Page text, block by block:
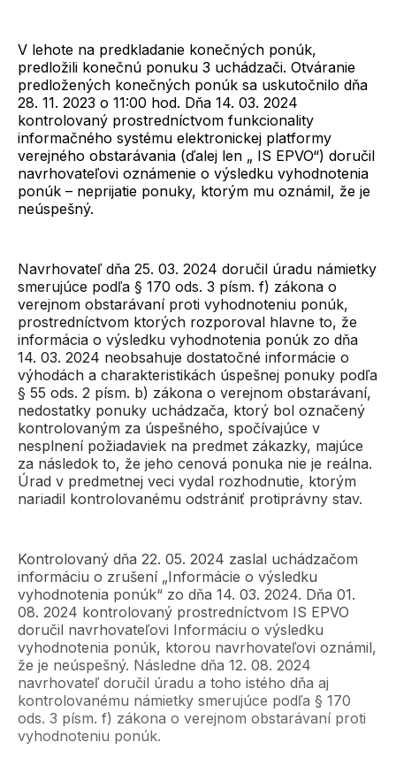
V lehote na predkladanie konečných ponúk,
predložili konečnú ponuku 3 uchádzači. Otváranie
predložených konečných ponúk sa uskutočnilo dňa
28. 11. 2023 o 11:00 hod. Dňa 14. 03. 2024
kontrolovaný prostredníctvom funkcionality
informačného systému elektronickej platformy
verejného obstarávania (ďalej len „ IS EPVO“) doručil
navrhovateľovi oznámenie o výsledku vyhodnotenia
ponúk – neprijatie ponuky, ktorým mu oznámil, že je
neúspešný.
Navrhovateľ dňa 25. 03. 2024 doručil úradu námietky
smerujúce podľa § 170 ods. 3 písm. f) zákona o
verejnom obstarávaní proti vyhodnoteniu ponúk,
prostredníctvom ktorých rozporoval hlavne to, že
informácia o výsledku vyhodnotenia ponúk zo dňa
14. 03. 2024 neobsahuje dostatočné informácie o
výhodách a charakteristikách úspešnej ponuky podľa
§ 55 ods. 2 písm. b) zákona o verejnom obstarávaní,
nedostatky ponuky uchádzača, ktorý bol označený
kontrolovaným za úspešného, spočívajúce v
nesplnení požiadaviek na predmet zákazky, majúce
za následok to, že jeho cenová ponuka nie je reálna.
Úrad v predmetnej veci vydal rozhodnutie, ktorým
nariadil kontrolovanému odstrániť protiprávny stav.
Kontrolovaný dňa 22. 05. 2024 zaslal uchádzačom
informáciu o zrušení „Informácie o výsledku
vyhodnotenia ponúk“ zo dňa 14. 03. 2024. Dňa 01.
08. 2024 kontrolovaný prostredníctvom IS EPVO
doručil navrhovateľovi Informáciu o výsledku
vyhodnotenia ponúk, ktorou navrhovateľovi oznámil,
že je neúspešný. Následne dňa 12. 08. 2024
navrhovateľ doručil úradu a toho istého dňa aj
kontrolovanému námietky smerujúce podľa § 170
ods. 3 písm. f) zákona o verejnom obstarávaní proti
vyhodnoteniu ponúk.